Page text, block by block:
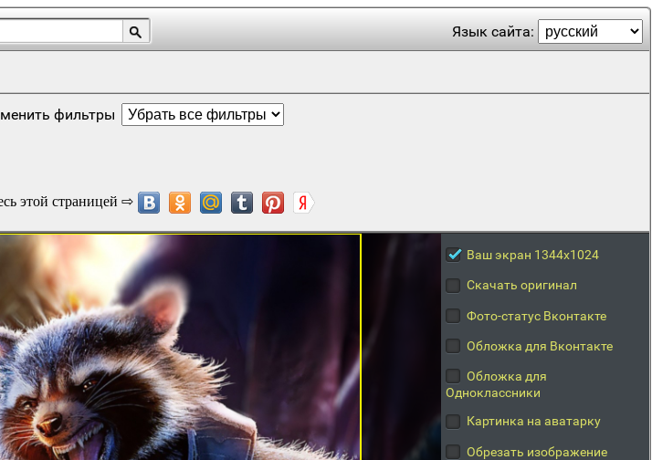
Язык сайта:
фильтры
Ваш экран 1344x1024
Скачать оригинал
Фото-статус Вконтакте
Обложка для Вконтакте
Обложка для
Одноклассники
Картинка на аватарку
Обрезать изображение